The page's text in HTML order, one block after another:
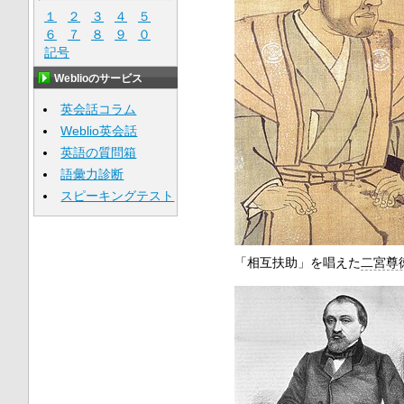
「相互扶助」を唱えた二宮尊
１ ２ ３ ４
５
６
７ ８ ９
０
記号
Weblioのサービス
英会話コラム
Weblio英会話
英語の質問箱
語彙力診断
スピーキングテスト